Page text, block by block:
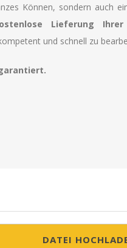
Können, sondern auch
Lieferung Ihrer
und schnell zu
DATEI